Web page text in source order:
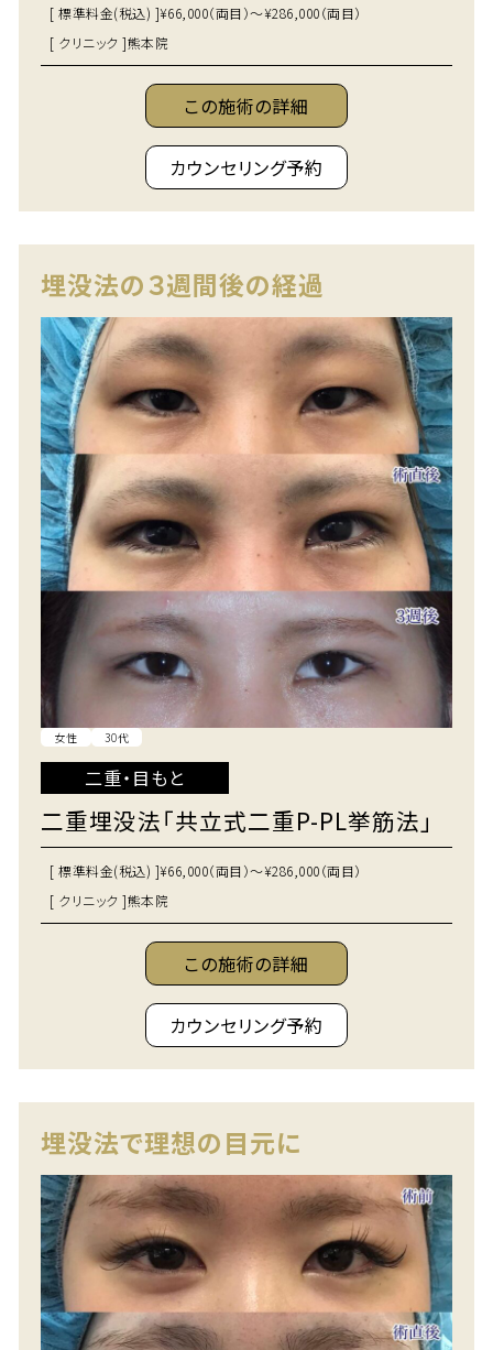
[ 標準料金(税込) ]¥66,000（両目）～¥286,000（両目）
[ クリニック ]熊本院
この施術の詳細
カウンセリング予約
埋没法の３週間後の経過
女性 30代
二重・目もと
二重埋没法「共立式二重P-PL挙筋法」
[ 標準料金(税込) ]¥66,000（両目）～¥286,000（両目）
[ クリニック ]熊本院
この施術の詳細
カウンセリング予約
埋没法で理想の目元に